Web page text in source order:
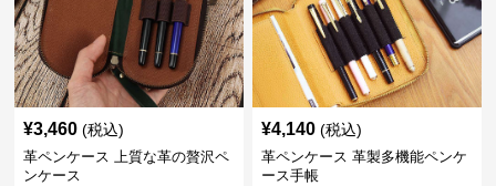
¥3,460 (税込)
革ペンケース 上質な革の贅沢ペ
ンケース
¥4,140 (税込)
革ペンケース 革製多機能ペンケ
ース手帳